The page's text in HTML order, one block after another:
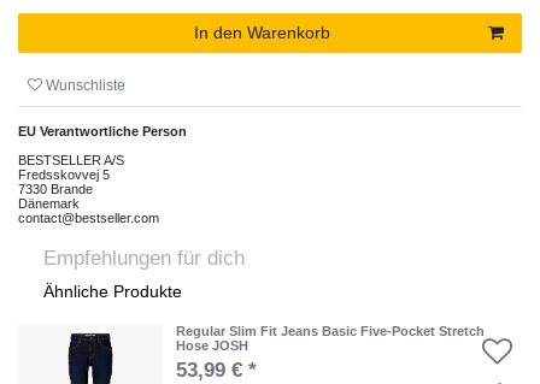
In den Warenkorb
Wunschliste
EU Verantwortliche Person
BESTSELLER A/S
Fredsskovvej 5
7330 Brande
Dänemark
contact@bestseller.com
Empfehlungen für dich
Ähnliche Produkte
Regular Slim Fit Jeans Basic Five-Pocket Stretch
Hose JOSH
53,99 € *